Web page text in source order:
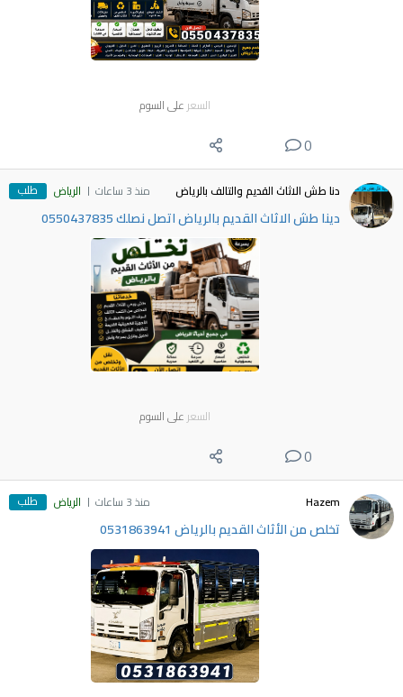
السعر على السوم
0
دنا طش الاثاث القديم والتالف بالرياض منذ 3 ساعات الرياض طلب
دينا طش الاثاث القديم بالرياض اتصل نصلك 0550437835
السعر على السوم
0
Hazem منذ 3 ساعات الرياض طلب
تخلص من الأثاث القديم بالرياض 0531863941